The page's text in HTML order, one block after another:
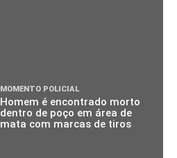
MOMENTO POLICIAL
Homem é encontrado morto
dentro de poço em área de
mata com marcas de tiros